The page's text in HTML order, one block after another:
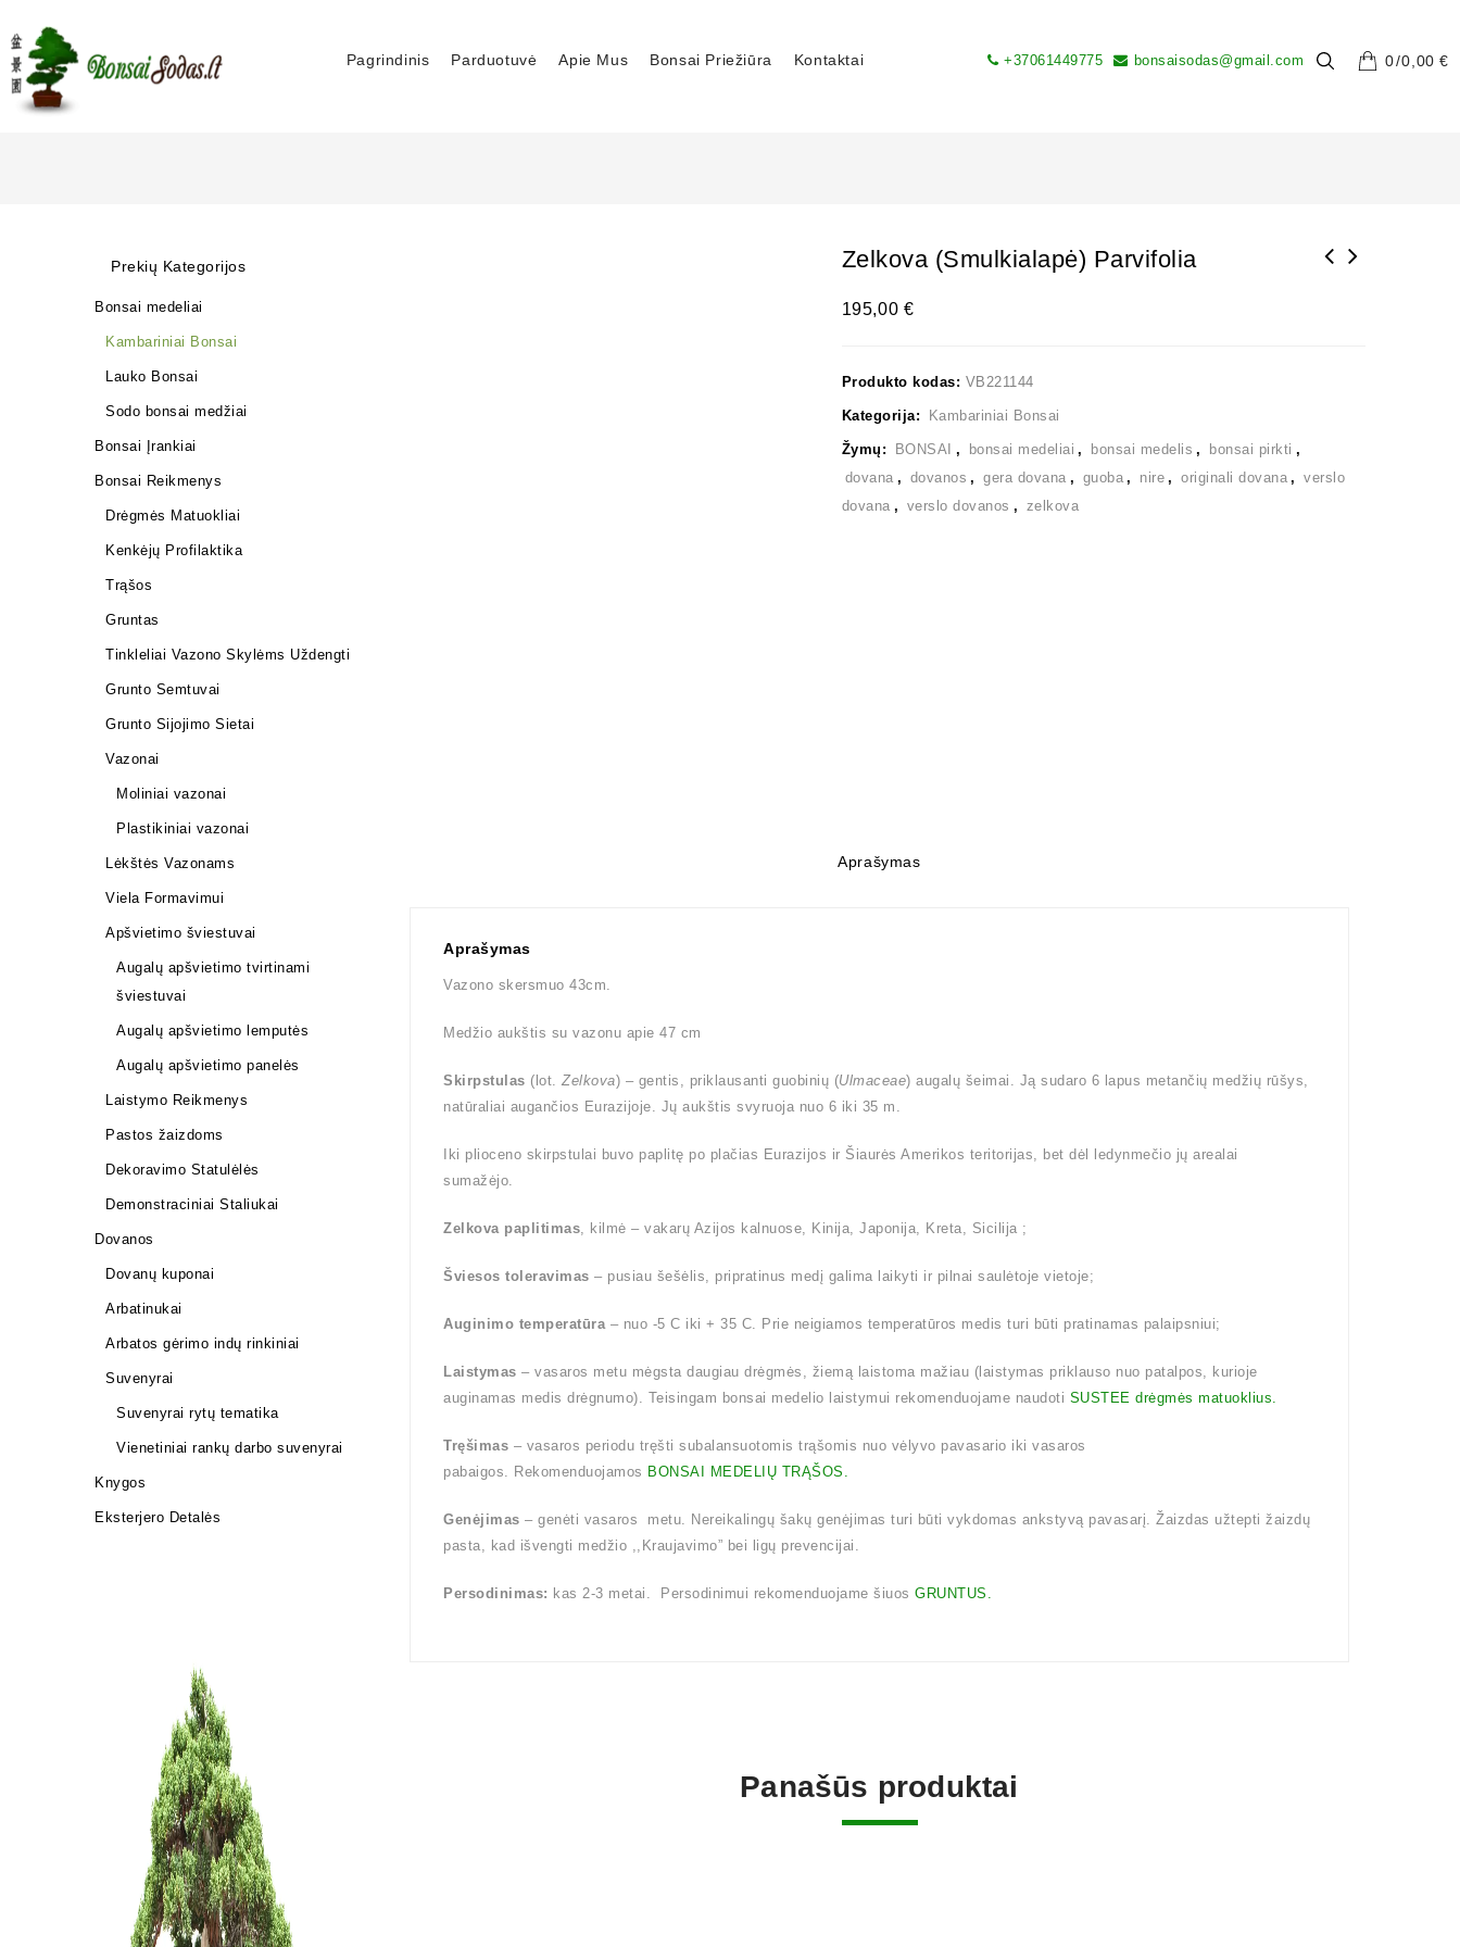
Pagrindinis Parduotuvė Apie Mus Bonsai Priežiūra Kontaktai 0 0,00€
+37061449775 bonsaisodas@gmail.com
Zelkova (smulkialapė) Parvifolia
195,00 €
Produkto kodas: VB221144
Kategorija: Kambariniai Bonsai
Žymų: BONSAI , bonsai medeliai , bonsai medelis , bonsai pirkti ,
dovana , dovanos , gera dovana , guoba , nire , originali dovana ,
verslo
dovana , verslo dovanos , zelkova
Aprašymas
Aprašymas
Vazono skersmuo 43cm.
Medžio aukštis su vazonu apie 47 cm
Skirpstulas (lot. Zelkova) – gentis, priklausanti guobinių (Ulmaceae) augalų šeimai. Ją sudaro 6 lapus metančių medžių rūšys,
natūraliai augančios Eurazijoje. Jų aukštis svyruoja nuo 6 iki 35 m.
Iki plioceno skirpstulai buvo paplitę po plačias Eurazijos ir Šiaurės Amerikos teritorijas, bet dėl ledynmečio jų arealai
sumažėjo.
Zelkova paplitimas, kilmė – vakarų Azijos kalnuose, Kinija, Japonija, Kreta, Sicilija ;
Šviesos toleravimas – pusiau šešėlis, pripratinus medį galima laikyti ir pilnai saulėtoje vietoje;
Auginimo temperatūra– nuo -5 C iki + 35 C. Prie neigiamos temperatūros medis turi būti pratinamas palaipsniui;
Laistymas – vasaros metu mėgsta daugiau drėgmės, žiemą laistoma mažiau (laistymas priklauso nuo patalpos, kurioje
auginamas medis drėgnumo). Teisingam bonsai medelio laistymui rekomenduojame naudoti SUSTEE drėgmės matuoklius.
Tręšimas – vasaros periodu tręšti subalansuotomis trąšomis nuo vėlyvo pavasario iki vasaros
pabaigos. Rekomenduojamos BONSAI MEDELIŲ TRĄŠOS.
Genėjimas – genėti vasaros metu. Nereikalingų šakų genėjimas turi būti vykdomas ankstyvą pavasarį. Žaizdas užtepti žaizdų
pasta, kad išvengti medžio ,,Kraujavimo” bei ligų prevencijai.
Persodinimas: kas 2-3 metai. Persodinimui rekomenduojame šiuos GRUNTUS.
Panašūs produktai
Prekių Kategorijos
Bonsai medeliai
Kambariniai Bonsai
Lauko Bonsai
Sodo bonsai medžiai
Bonsai Įrankiai
Bonsai Reikmenys
Drėgmės Matuokliai
Kenkėjų Profilaktika
Trąšos
Gruntas
Tinkleliai Vazono Skylėms Uždengti
Grunto Semtuvai
Grunto Sijojimo Sietai
Vazonai
Moliniai vazonai
Plastikiniai vazonai
Lėkštės Vazonams
Viela Formavimui
Apšvietimo šviestuvai
Augalų apšvietimo tvirtinami
šviestuvai
Augalų apšvietimo lemputės
Augalų apšvietimo panelės
Laistymo Reikmenys
Pastos žaizdoms
Dekoravimo Statulėlės
Demonstraciniai Staliukai
Dovanos
Dovanų kuponai
Arbatinukai
Arbatos gėrimo indų rinkiniai
Suvenyrai
Suvenyrai rytų tematika
Vienetiniai rankų darbo suvenyrai
Knygos
Eksterjero Detalės